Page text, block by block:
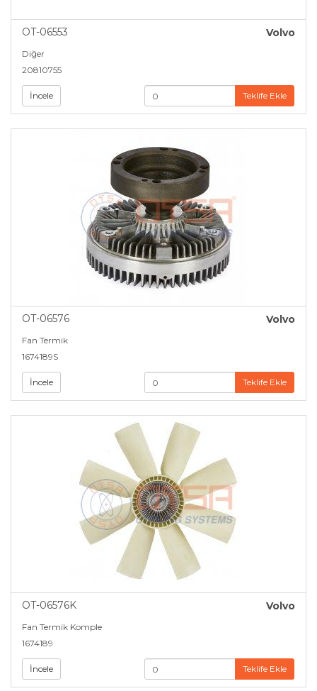
OT-06553 Volvo
Diğer
20810755
İncele Teklife Ekle
OT-06576 Volvo
Fan Termik
1674189S
İncele Teklife Ekle
OT-06576K Volvo
Fan Termik Komple
1674189
İncele Teklife Ekle